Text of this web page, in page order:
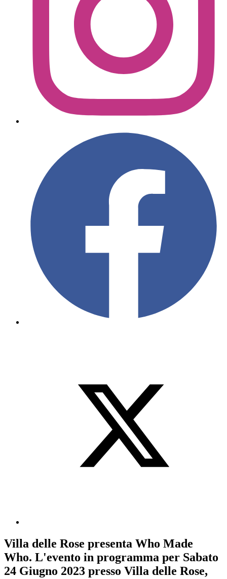
Villa delle Rose presenta Who Made
Who. L'evento in programma per Sabato
24 Giugno 2023 presso Villa delle Rose,